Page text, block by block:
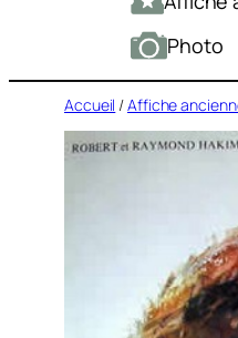
Photo
Accueil /Affiche